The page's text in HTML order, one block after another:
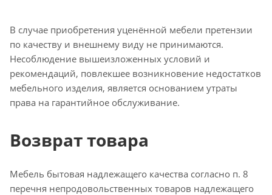
В случае приобретения уценённой мебели претензии
по качеству и внешнему виду не принимаются.
Несоблюдение вышеизложенных условий и
рекомендаций, повлекшее возникновение недостатков
мебельного изделия, является основанием утраты
права на гарантийное обслуживание.
Возврат товара
Мебель бытовая надлежащего качества согласно п. 8
перечня непродовольственных товаров надлежащего